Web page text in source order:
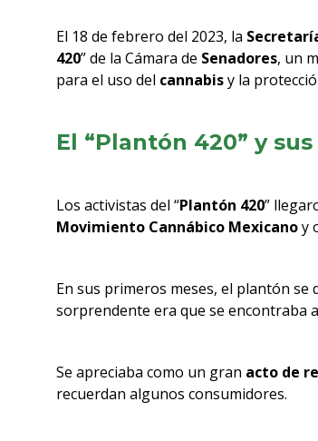
El 18 de febrero del 2023, la
420” de la Cámara de Senadores, un
para el uso del cannabisy la
El “Plantón 420” y
Los activistas del “Plantón 420”
Movimiento Cannábico Mexicanoy
En sus primeros meses, el plantón se
sorprendente era que se encontraba
Se apreciaba como un gran acto de
recuerdan algunos consumidores.